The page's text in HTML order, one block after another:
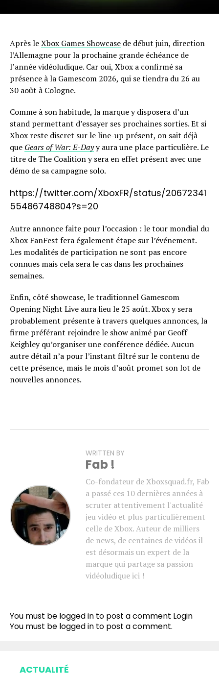
Après leXbox Games Showcase de début juin, direction
l’Allemagne pour la prochaine grande échéance de
l’année vidéoludique. Car oui, Xbox a confirmé sa
présence à la Gamescom 2026, qui se tiendra du 26 au
30 août à Cologne.
Comme à son habitude, la marque y disposera d’un
stand permettant d’essayer ses prochaines sorties. Et si
Xbox reste discret sur le line-up présent, on sait déjà
que Gears of War: E-Dayy aura une place particulière. Le
titre de The Coalition y sera en effet présent avec une
démo de sa campagne solo.
https://twitter.com/XboxFR/status/20672341
55486748804?s=20
Autre annonce faite pour l’occasion : le tour mondial du
Xbox FanFest fera également étape sur l’événement.
Les modalités de participation ne sont pas encore
connues mais cela sera le cas dans les prochaines
semaines.
Enfin, côté showcase, le traditionnel Gamescom
Opening Night Live aura lieu le 25 août. Xbox y sera
probablement présente à travers quelques annonces, la
firme préférant rejoindre le show animé par Geoff
Keighley qu’organiser une conférence dédiée. Aucun
autre détail n’a pour l’instant filtré sur le contenu de
cette présence, mais le mois d’août promet son lot de
nouvelles annonces.
WRITTEN BY
Fab !
Co-fondateur de Xboxsquad.fr, Fab
a passé ces 10 dernières années à
scruter attentivement l'actualité
jeu vidéo et plus particulièrement
celle de Xbox. Auteur de milliers
de news, de centaines de vidéos il
est désormais un expert de la
marque qui partage sa passion
vidéoludique ici !
You must be logged in to post a comment Login
You must be logged in to post a comment.
ACTUALITÉ